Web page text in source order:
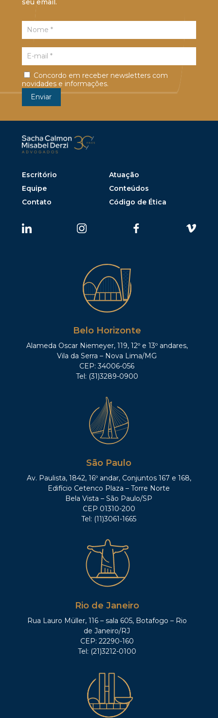
seu email.
Concordo em receber newsletters com
novidades e informações.
Escritório
Atuação
Equipe
Conteúdos
Contato
Código de Ética
Belo Horizonte
Alameda Oscar Niemeyer, 119, 12º e 13º andares,
Vila da Serra – Nova Lima/MG
CEP: 34006-056
Tel: (31)3289-0900
São Paulo
Av. Paulista, 1842, 16º andar, Conjuntos 167 e 168,
Edifício Cetenco Plaza – Torre Norte
Bela Vista – São Paulo/SP
CEP 01310-200
Tel: (11)3061-1665
Rio de Janeiro
Rua Lauro Müller, 116 – sala 605, Botafogo – Rio
de Janeiro/RJ
CEP: 22290-160
Tel: (21)3212-0100